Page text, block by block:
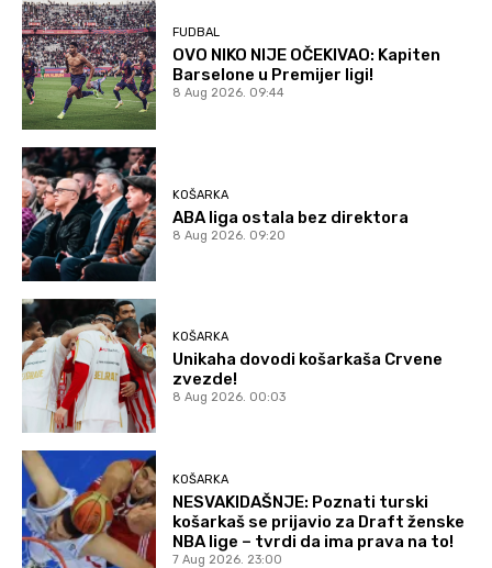
FUDBAL
OVO NIKO NIJE OČEKIVAO: Kapiten
Barselone u Premijer ligi!
8 Aug 2026. 09:44
KOŠARKA
ABA liga ostala bez direktora
8 Aug 2026. 09:20
KOŠARKA
Unikaha dovodi košarkaša Crvene
zvezde!
8 Aug 2026. 00:03
KOŠARKA
NESVAKIDAŠNJE: Poznati turski
košarkaš se prijavio za Draft ženske
NBA lige – tvrdi da ima prava na to!
7 Aug 2026. 23:00